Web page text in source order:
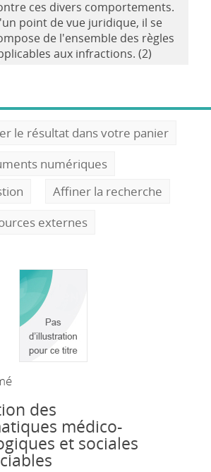
ces divers comportements.
point de vue juridique, il se
de l'ensemble des règles
aux infractions. (2)
le résultat dans votre panier
numériques
Affiner la recherche
externes
des
médico-
et sociales